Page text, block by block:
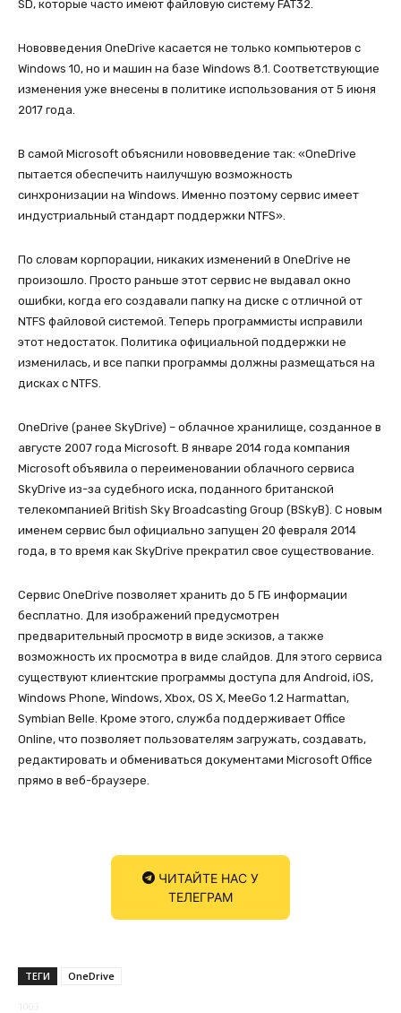
SD, которые часто имеют файловую систему FAT32.
Нововведения OneDrive касается не только компьютеров с
Windows 10, но и машин на базе Windows 8.1. Соответствующие
изменения уже внесены в политике использования от 5 июня
2017 года.
В самой Microsoft объяснили нововведение так: «OneDrive
пытается обеспечить наилучшую возможность
синхронизации на Windows. Именно поэтому сервис имеет
индустриальный стандарт поддержки NTFS».
По словам корпорации, никаких изменений в OneDrive не
произошло. Просто раньше этот сервис не выдавал окно
ошибки, когда его создавали папку на диске с отличной от
NTFS файловой системой. Теперь программисты исправили
этот недостаток. Политика официальной поддержки не
изменилась, и все папки программы должны размещаться на
дисках с NTFS.
OneDrive (ранее SkyDrive) – облачное хранилище, созданное в
августе 2007 года Microsoft. В январе 2014 года компания
Microsoft объявила о переименовании облачного сервиса
SkyDrive из-за судебного иска, поданного британской
телекомпанией British Sky Broadcasting Group (BSkyB). С новым
именем сервис был официально запущен 20 февраля 2014
года, в то время как SkyDrive прекратил свое существование.
Сервис OneDrive позволяет хранить до 5 ГБ информации
бесплатно. Для изображений предусмотрен
предварительный просмотр в виде эскизов, а также
возможность их просмотра в виде слайдов. Для этого сервиса
существуют клиентские программы доступа для Android, iOS,
Windows Phone, Windows, Xbox, OS X, MeeGo 1.2 Harmattan,
Symbian Belle. Кроме этого, служба поддерживает Office
Online, что позволяет пользователям загружать, создавать,
редактировать и обмениваться документами Microsoft Office
прямо в веб-браузере.
ЧИТАЙТЕ НАС У
ТЕЛЕГРАМ
ТЕГИ OneDrive